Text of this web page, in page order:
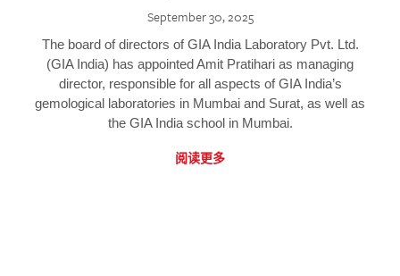
September 30, 2025
The board of directors of GIA India Laboratory Pvt. Ltd.
(GIA India) has appointed Amit Pratihari as managing
director, responsible for all aspects of GIA India’s
gemological laboratories in Mumbai and Surat, as well as
the GIA India school in Mumbai.
阅读更多